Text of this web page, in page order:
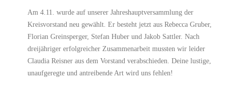
Am 4.11. wurde auf unserer Jahreshauptversammlung der
Kreisvorstand neu gewählt. Er besteht jetzt aus Rebecca Gruber,
Florian Greinsperger, Stefan Huber und Jakob Sattler. Nach
dreijähriger erfolgreicher Zusammenarbeit mussten wir leider
Claudia Reisner aus dem Vorstand verabschieden. Deine lustige,
unaufgeregte und antreibende Art wird uns fehlen!